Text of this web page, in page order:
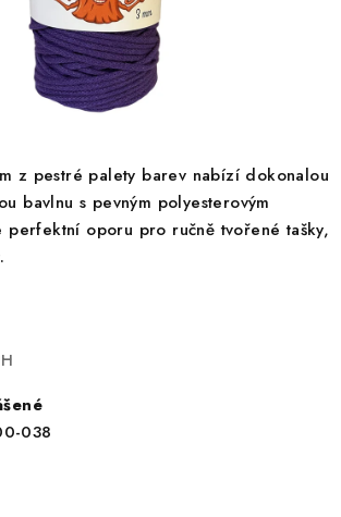
z pestré palety barev nabízí dokonalou
bavlnu s pevným polyesterovým
perfektní oporu pro ručně tvořené tašky,
038